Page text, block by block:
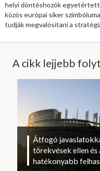
helyi döntéshozók
közös európai siker
tudják megvalósítani a
A cikk lejjebb
Átfogó
törekvések ellen
hatékonyabb